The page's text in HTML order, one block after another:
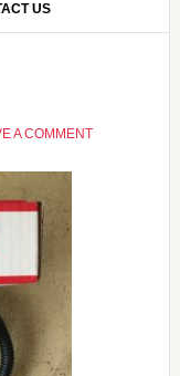
US
A COMMENT